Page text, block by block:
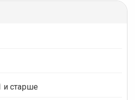
и старше